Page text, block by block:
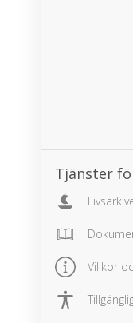
Tjänster
Villkor